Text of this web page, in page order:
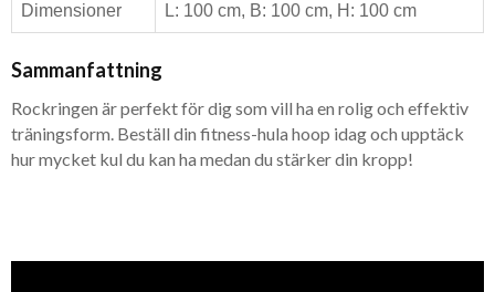
Dimensioner L: 100 cm, B: 100 cm, H: 100 cm
Sammanfattning
Rockringen är perfekt för dig som vill ha en rolig och effektiv
träningsform. Beställ din fitness-hula hoop idag och upptäck
hur mycket kul du kan ha medan du stärker din kropp!